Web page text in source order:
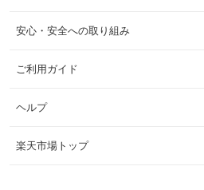
安心・安全への取り組み
ご利用ガイド
ヘルプ
楽天市場トップ